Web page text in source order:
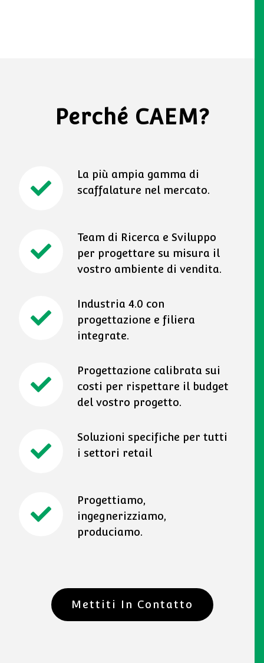
Perché CAEM?
La più ampia gamma di
scaffalature nel mercato.
Team di Ricerca e Sviluppo
per progettare su misura il
vostro ambiente di vendita.
Industria 4.0 con
progettazione e filiera
integrate.
Progettazione calibrata sui
costi per rispettare il budget
del vostro progetto.
Soluzioni specifiche per tutti
i settori retail
Progettiamo,
ingegnerizziamo,
produciamo.
Mettiti In Contatto